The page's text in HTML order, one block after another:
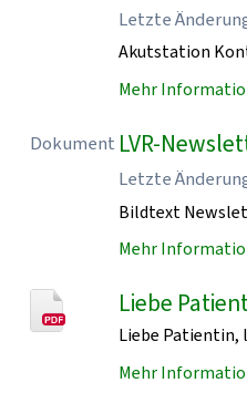
Letzte
Akutstation
Mehr
Dokument LVR-
Letzte
Bildtext
Mehr
Liebe
Liebe Patientin,
Mehr